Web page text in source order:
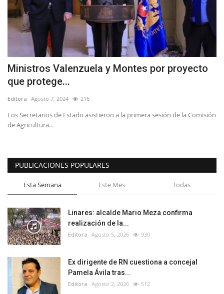
Ministros Valenzuela y Montes por proyecto
que protege...
Editora Agosto 7, 2024 216
Los Secretarios de Estado asistieron a la primera sesión de la Comisión
de Agricultura...
PUBLICACIONES POPULARES
Esta Semana Este Mes Todas
Linares: alcalde Mario Meza confirma
realización de la...
Editora Agosto 5, 2026 930
Ex dirigente de RN cuestiona a concejal
Pamela Ávila tras...
Editora Agosto 2, 2026 512